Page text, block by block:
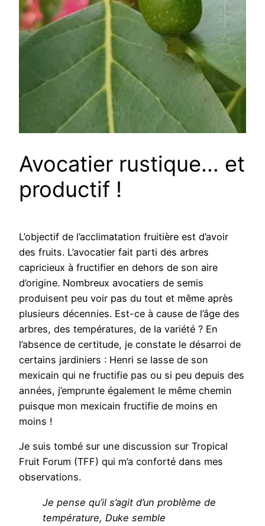
Avocatier rustique… et
productif !
L’objectif de l’acclimatation fruitière est d’avoir
des fruits. L’avocatier fait parti des arbres
capricieux à fructifier en dehors de son aire
d’origine. Nombreux avocatiers de semis
produisent peu voir pas du tout et même après
plusieurs décennies. Est-ce à cause de l’âge des
arbres, des températures, de la variété ? En
l’absence de certitude, je constate le désarroi de
certains jardiniers : Henri se lasse de son
mexicain qui ne fructifie pas ou si peu depuis des
années, j’emprunte également le même chemin
puisque mon mexicain fructifie de moins en
moins !
Je suis tombé sur une discussion sur Tropical
Fruit Forum (TFF) qui m’a conforté dans mes
observations.
Je pense qu’il s’agit d’un problème de
température, Duke semble